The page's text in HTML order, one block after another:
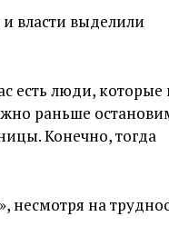
власти выделили
есть люди, которые
раньше
Конечно, тогда
несмотря на